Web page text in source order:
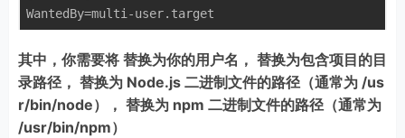
其中，你需要将 替换为你的用户名， 替换为包含项目的目
录路径， 替换为 Node.js 二进制文件的路径（通常为 /us
r/bin/node）， 替换为 npm 二进制文件的路径（通常为
/usr/bin/npm）